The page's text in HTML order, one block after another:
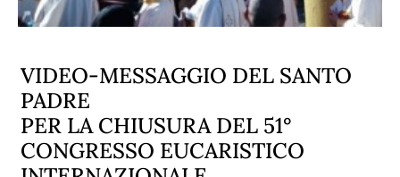
VIDEO-MESSAGGIO DEL SANTO
PADRE
PER LA CHIUSURA DEL 51°
CONGRESSO EUCARISTICO